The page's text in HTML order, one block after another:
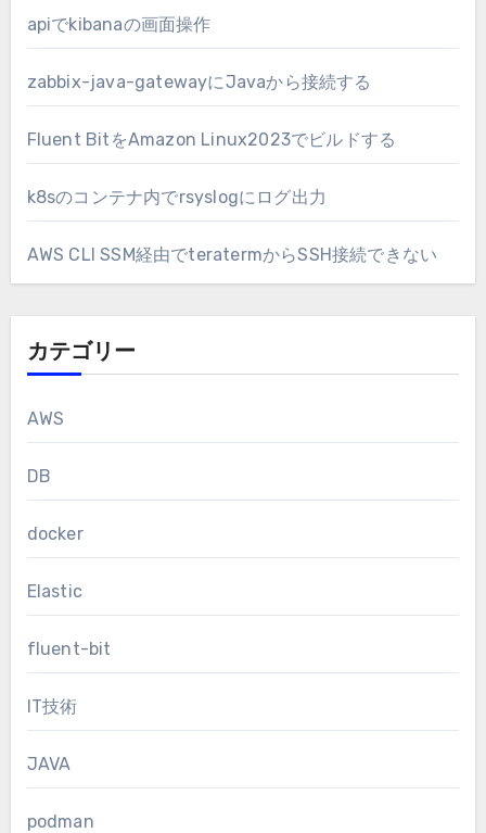
apiでkibanaの画面操作
zabbix-java-gatewayにJavaから接続する
Fluent BitをAmazon Linux2023でビルドする
k8sのコンテナ内でrsyslogにログ出力
AWS CLI SSM経由でteratermからSSH接続できない
カテゴリー
AWS
DB
docker
Elastic
fluent-bit
IT技術
JAVA
podman